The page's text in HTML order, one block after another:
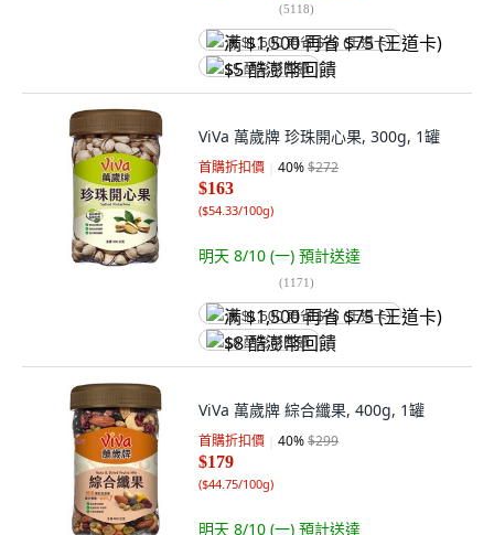
(5118)
满 $1,500 再省 $75 (王道卡)
$5 酷澎幣回饋
ViVa 萬歲牌 珍珠開心果, 300g, 1罐
首購折扣價 40%$272
$163
($54.33/100g)
明天 8/10 (一) 預計送達
(1171)
满 $1,500 再省 $75 (王道卡)
$8 酷澎幣回饋
ViVa 萬歲牌 綜合纖果, 400g, 1罐
首購折扣價 40%$299
$179
($44.75/100g)
明天 8/10 (一) 預計送達